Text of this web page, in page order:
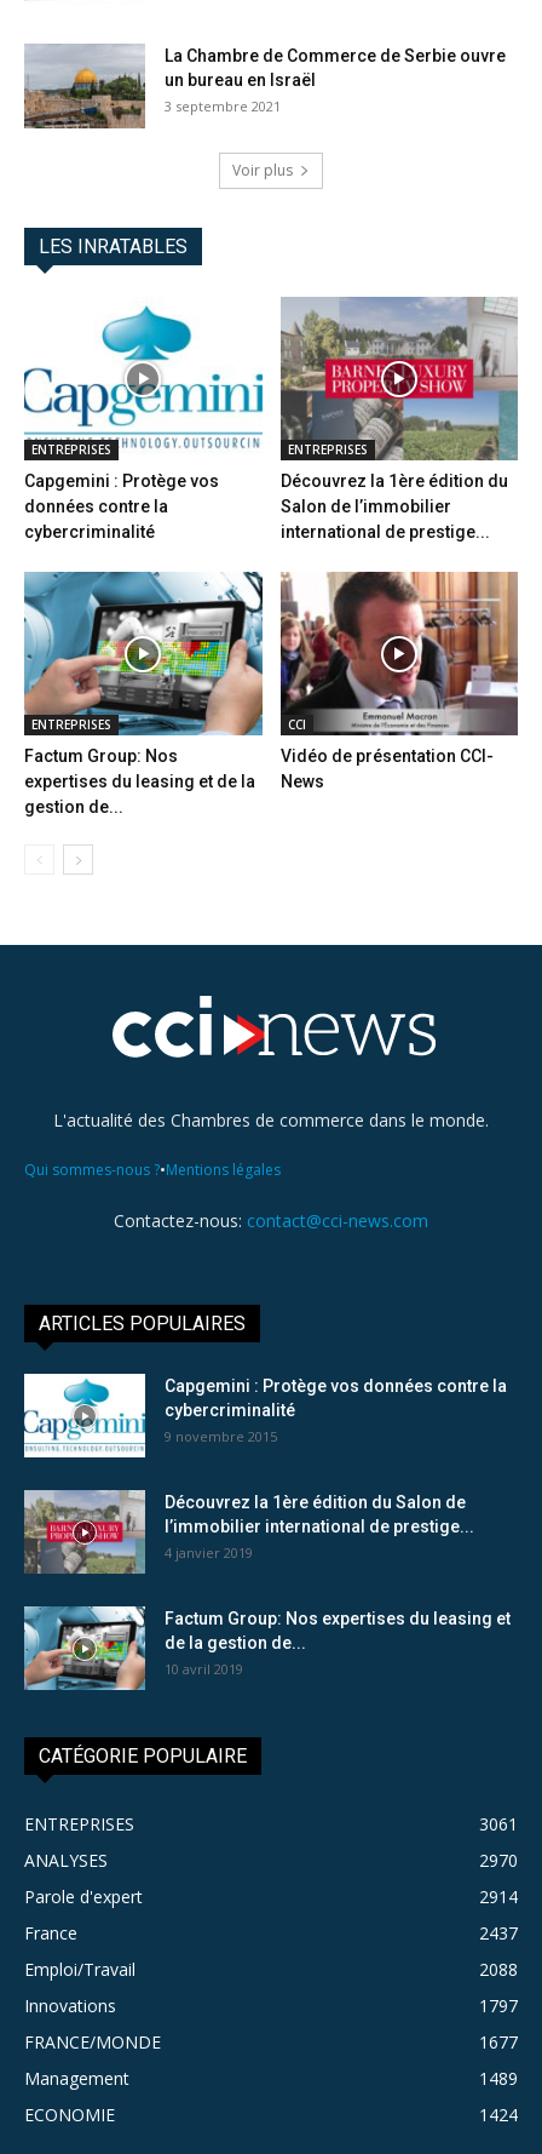
La Chambre de Commerce de Serbie ouvre
un bureau en Israël
3 septembre 2021
Voir plus
LES INRATABLES
ENTREPRISES
Capgemini : Protège vos
données contre la
cybercriminalité
ENTREPRISES
Découvrez la 1ère édition du
Salon de l’immobilier
international de prestige...
ENTREPRISES
Factum Group: Nos
expertises du leasing et de la
gestion de...
CCI
Vidéo de présentation CCI-
News
L'actualité des Chambres de commerce dans le monde.
Qui sommes-nous ?•Mentions légales
Contactez-nous: contact@cci-news.com
ARTICLES POPULAIRES
Capgemini : Protège vos données contre la
cybercriminalité
9 novembre 2015
Découvrez la 1ère édition du Salon de
l’immobilier international de prestige...
4 janvier 2019
Factum Group: Nos expertises du leasing et
de la gestion de...
10 avril 2019
CATÉGORIE POPULAIRE
ENTREPRISES
3061
ANALYSES
2970
Parole d'expert
2914
France
2437
Emploi/Travail
2088
Innovations
1797
FRANCE/MONDE
1677
Management
1489
ECONOMIE
1424